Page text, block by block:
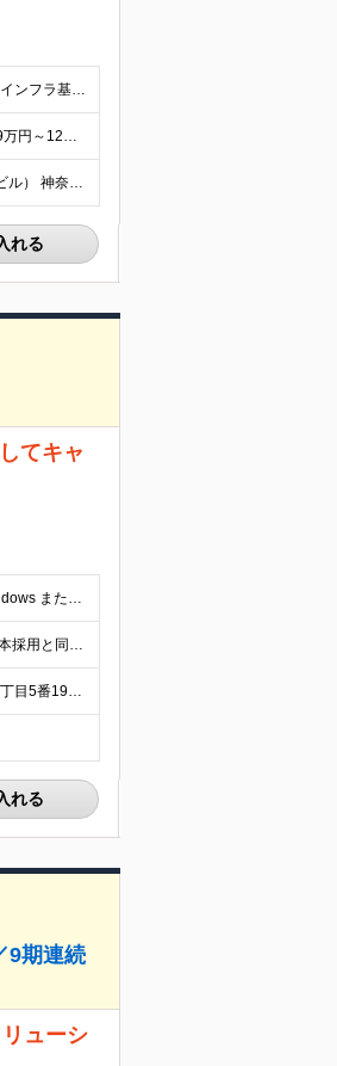
■学歴不問 ■下記のような、各募集ポジションにおいて何らかの知識・経験がある方 ・インフラ基盤の「設計、構築・設定、テスト、リリース」の経験を計5年以上有すること（5年の内、AWSを3年以上有するこ
＜主任の場合＞ 【想定年収】680万～930万円 【月給】44万～61万円（裁量労働手当9万円～12万円を含む） ※前職年収、ご経験・スキルを考慮の上、当社規定により決定いたします。 ※裁量労働制の適
勤務地は、下記より希望を考慮のうえ決定します。 東京都港区（本社ビル、三田国際ビル） 神奈川県川崎市（玉川事業場） (変更の範囲)上記を除く当社関連勤務地
れる
てキャ
■サーバーまたはインフラ領域における設計～構築～運用の経験（目安3年以上） ■Windows または Linux 環境での業務経験 ■高等学校卒業以上
年収540万円～830万円 ※基本給330,000円～410,000円 ※試用期間中の給与・待遇は本採用と同額 ※賃金形態 月給制 ※6ヶ月の試用期間あり（試用期間中の給与・待遇は本採用と同額） ※
本社（東京都港区）もしくは都内顧客先（東京都23区内） 【本社】 東京都港区三田三丁目5番19号 東京三田ガーデンタワー ※（変更の範囲）会社の定める場所(テレワークを行う場所を含む)
れる
9期連続
ューシ